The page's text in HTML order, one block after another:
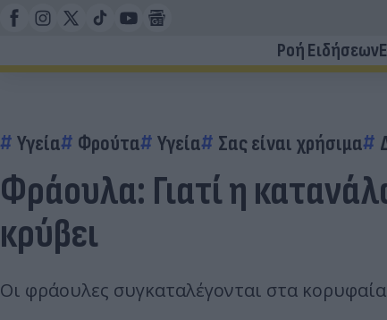
Ροή Ειδήσεων
Υγεία Φρούτα Υγεία Σας είναι χρήσιμα
Φράουλα: Γιατί η
κρύβει
Οι φράουλες συγκαταλέγονται στα